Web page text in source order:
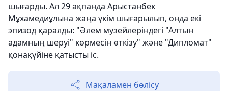
шығарды. Ал 29 ақпанда Арыстанбек
Мұхамедиұлына жаңа үкім шығарылып, онда екі
эпизод қаралды: "Әлем музейлеріндегі "Алтын
адамның шеруі" көрмесін өткізу" және "Дипломат"
қонақүйіне қатысты іс.
Мақаламен бөлісу